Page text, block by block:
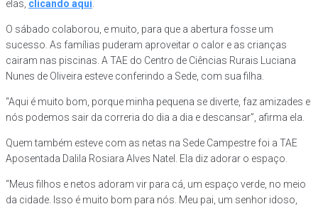
elas, clicando aqui
O sábado colaborou, e muito, para que a abertura fosse um
sucesso. As famílias puderam aproveitar o calor e as crianças
cairam nas piscinas. A TAE do Centro de Ciências Rurais Luciana
Nunes de Oliveira esteve conferindo a Sede, com sua filha.
“Aqui é muito bom, porque minha pequena se diverte, faz amizades e
nós podemos sair da correria do dia a dia e descansar”, afirma ela.
Quem também esteve com as netas na Sede Campestre foi a TAE
Aposentada Dalila Rosiara Alves Natel. Ela diz adorar o espaço.
“Meus filhos e netos adoram vir para cá, um espaço verde, no meio
da cidade. Isso é muito bom para nós. Meu pai, um senhor idoso,